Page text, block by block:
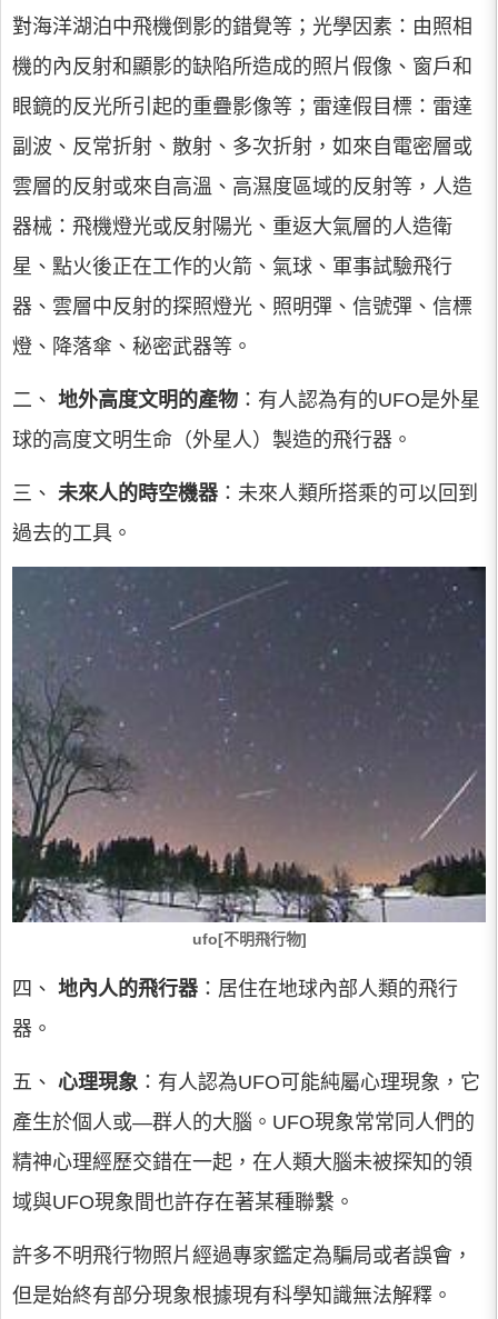
對海洋湖泊中飛機倒影的錯覺等；光學因素：由照相
機的內反射和顯影的缺陷所造成的照片假像、窗戶和
眼鏡的反光所引起的重疊影像等；雷達假目標：雷達
副波、反常折射、散射、多次折射，如來自電密層或
雲層的反射或來自高溫、高濕度區域的反射等，人造
器械：飛機燈光或反射陽光、重返大氣層的人造衛
星、點火後正在工作的火箭、氣球、軍事試驗飛行
器、雲層中反射的探照燈光、照明彈、信號彈、信標
燈、降落傘、秘密武器等。
二、 地外高度文明的產物 ：有人認為有的UFO是外星
球的高度文明生命（外星人）製造的飛行器。
三、 未來人的時空機器 ：未來人類所搭乘的可以回到
過去的工具。
ufo[不明飛行物]
四、 地內人的飛行器 ：居住在地球內部人類的飛行
器。
五、 心理現象 ：有人認為UFO可能純屬心理現象，它
產生於個人或—群人的大腦。UFO現象常常同人們的
精神心理經歷交錯在一起，在人類大腦未被探知的領
域與UFO現象間也許存在著某種聯繫。
許多不明飛行物照片經過專家鑑定為騙局或者誤會，
但是始終有部分現象根據現有科學知識無法解釋。